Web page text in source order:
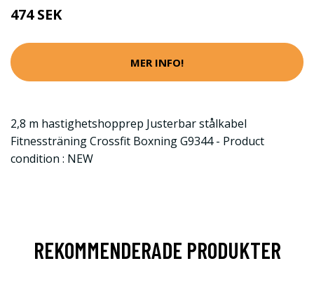
474 SEK
MER INFO!
2,8 m hastighetshopprep Justerbar stålkabel
Fitnessträning Crossfit Boxning G9344 - Product
condition : NEW
REKOMMENDERADE PRODUKTER